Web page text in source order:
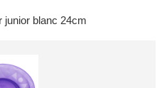
junior blanc 24cm